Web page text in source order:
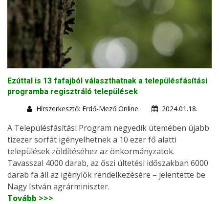
Ezúttal is 13 fafajból választhatnak a településfásítási
programba regisztráló települések
Hírszerkesztő: Erdő-Mező Online
2024.01.18.
A Településfásítási Program negyedik ütemében újabb
tízezer sorfát igényelhetnek a 10 ezer fő alatti
települések zöldítéséhez az önkormányzatok.
Tavasszal 4000 darab, az őszi ültetési időszakban 6000
darab fa áll az igénylők rendelkezésére – jelentette be
Nagy István agrárminiszter.
Tovább >>>